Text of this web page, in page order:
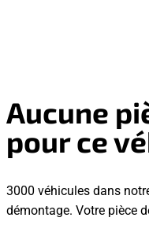
Aucune
pour ce
3000 véhicules dans
démontage. Votre pièce